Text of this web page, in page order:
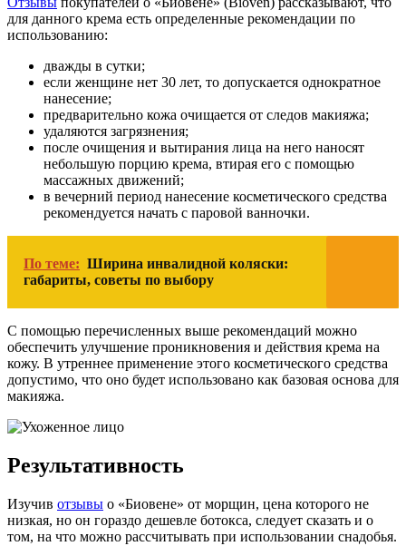
для данного крема есть определенные рекомендации по
использованию:
дважды в сутки;
если женщине нет 30 лет, то допускается однократное
нанесение;
предварительно кожа очищается от следов макияжа;
удаляются загрязнения;
после очищения и вытирания лица на него наносят
небольшую порцию крема, втирая его с помощью
массажных движений;
в вечерний период нанесение косметического средства
рекомендуется начать с паровой ванночки.
По теме: Ширина инвалидной коляски:
габариты, советы по выбору
С помощью перечисленных выше рекомендаций можно
обеспечить улучшение проникновения и действия крема на
кожу. В утреннее применение этого косметического средства
допустимо, что оно будет использовано как базовая основа для
макияжа.
Результативность
Изучив отзывы о «Биовене» от морщин, цена которого не
низкая, но он гораздо дешевле ботокса, следует сказать и о
том, на что можно рассчитывать при использовании снадобья.